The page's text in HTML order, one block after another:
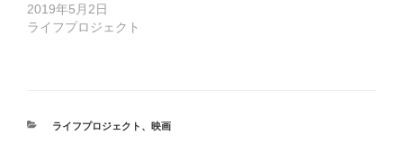
2019年5月2日
ライフプロジェクト
カ
ライフプロジェクト 、 映画